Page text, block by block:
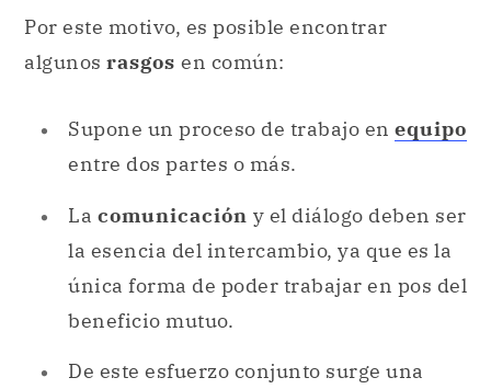
Por este motivo, es posible encontrar
algunos rasgos en común:
Supone un proceso de trabajo en equipo
entre dos partes o más.
La comunicación y el diálogo deben ser
la esencia del intercambio, ya que es la
única forma de poder trabajar en pos del
beneficio mutuo.
De este esfuerzo conjunto surge una